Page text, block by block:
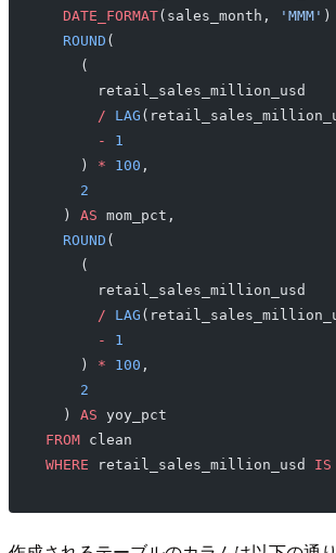
  DATE_FORMAT
(sales_month, 'MMM' )
  ROUND
(
    (
      retail_sales_million_usd
      /
LAG
      -
1
    )
* 100 ,
    2
  )
AS mom_pct,
  ROUND
(
    (
      retail_sales_million_usd
      /
LAG
      -
1
    )
* 100 ,
    2
  )
AS yoy_pct
FROM clean
WHERE retail_sales_million_usd IS